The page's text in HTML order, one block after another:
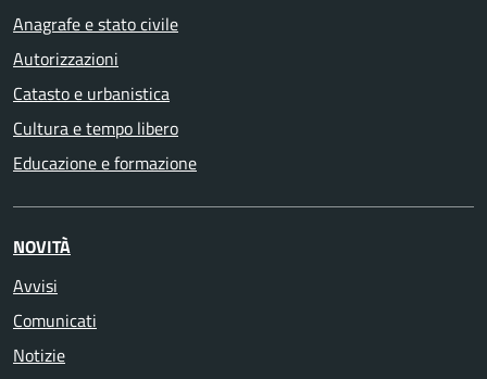
Anagrafe e stato civile
Autorizzazioni
Catasto e urbanistica
Cultura e tempo libero
Educazione e formazione
NOVITÀ
Avvisi
Comunicati
Notizie